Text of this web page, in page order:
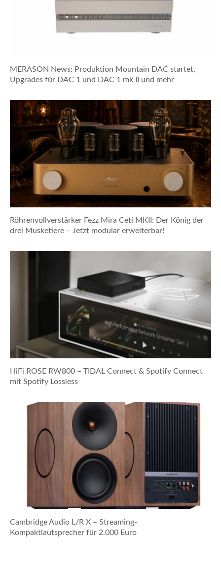
MERASON News: Produktion Mountain DAC startet,
Upgrades für DAC 1 und DAC 1 mk II und mehr
Röhrenvollverstärker Fezz Mira Ceti MKII: Der König der
drei Musketiere – Jetzt modular erweiterbar!
HiFi ROSE RW800 – TIDAL Connect & Spotify Connect
mit Spotify Lossless
Cambridge Audio L/R X – Streaming-
Kompaktlautsprecher für 2.000 Euro